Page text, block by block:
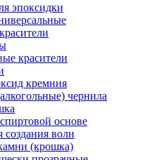
эпоксидки
красители
кремния
чернила
основе
волн
(крошка)